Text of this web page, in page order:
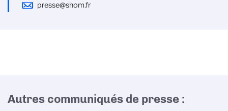
presse@shom.fr
Autres communiqués de presse :